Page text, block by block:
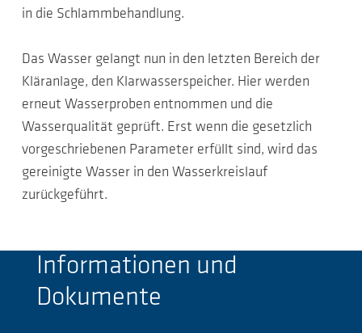
in die Schlammbehandlung.
Das Wasser gelangt nun in den letzten Bereich der
Kläranlage, den Klarwasserspeicher. Hier werden
erneut Wasserproben entnommen und die
Wasserqualität geprüft. Erst wenn die gesetzlich
vorgeschriebenen Parameter erfüllt sind, wird das
gereinigte Wasser in den Wasserkreislauf
zurückgeführt.
Informationen und
Dokumente